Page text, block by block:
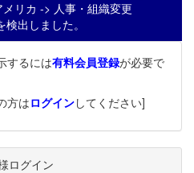
リカ -> 人事・組織変更
出しました。
するには有料会員登録が必要で
方はログインしてください]
ログイン